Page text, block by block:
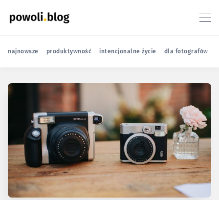
najnowsze produktywność intencjonalne życie dla fotografów